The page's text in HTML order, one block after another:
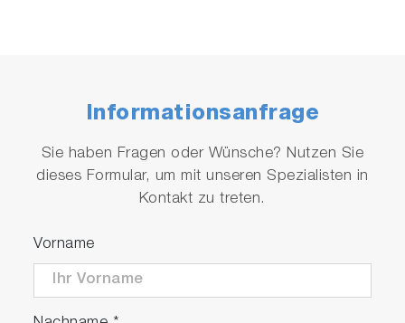
Informationsanfrage
Sie haben Fragen oder Wünsche? Nutzen Sie
dieses Formular, um mit unseren Spezialisten in
Kontakt zu treten.
Vorname